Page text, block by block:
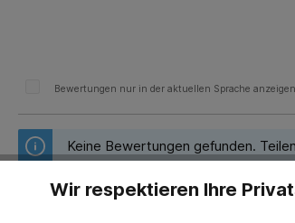
Bewertungen nur in der aktuellen Sprache anzeigen.
Keine Bewertungen gefunden.
Wir respektieren Ihre